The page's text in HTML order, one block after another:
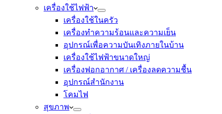
เครื่องใช้ไฟฟ้า
เครื่องใช้ในครัว
เครื่องทำความร้อนและความเย็น
อุปกรณ์เพื่อความบันเทิงภายในบ้าน
เครื่องใช้ไฟฟ้าขนาดใหญ่
เครื่องฟอกอากาศ / เครื่องลดความชื้น
อุปกรณ์สำนักงาน
โคมไฟ
สุขภาพ